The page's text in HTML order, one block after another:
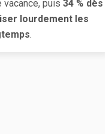
vacance, puis 34 % dès
lourdement les
.